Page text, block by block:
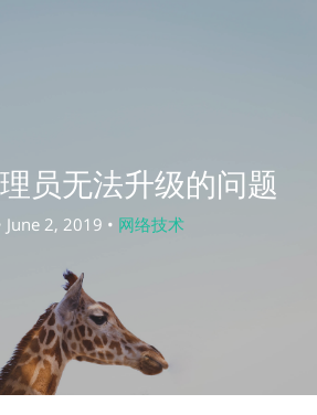
员无法升级的问题
June 2, 2019 • 网络技术